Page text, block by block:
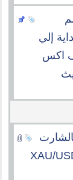
إلي
اكس